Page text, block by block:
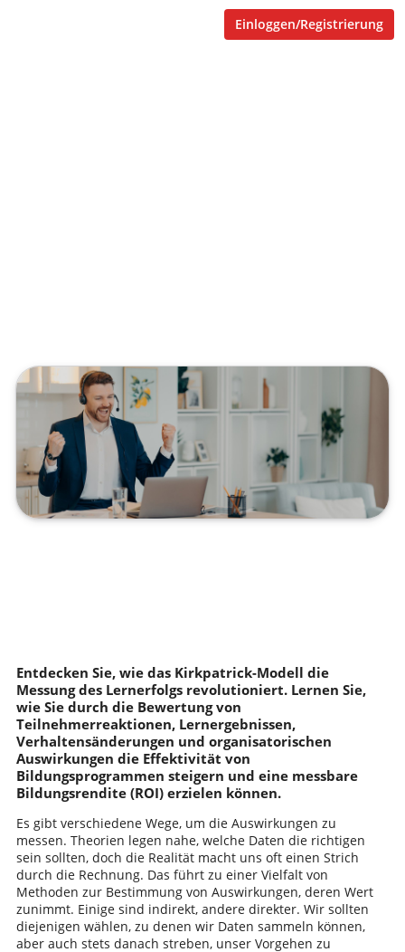
Einloggen/Registrierung
Entdecken Sie, wie das Kirkpatrick-Modell die
Messung des Lernerfolgs revolutioniert. Lernen Sie,
wie Sie durch die Bewertung von
Teilnehmerreaktionen, Lernergebnissen,
Verhaltensänderungen und organisatorischen
Auswirkungen die Effektivität von
Bildungsprogrammen steigern und eine messbare
Bildungsrendite (ROI) erzielen können.
Es gibt verschiedene Wege, um die Auswirkungen zu
messen. Theorien legen nahe, welche Daten die richtigen
sein sollten, doch die Realität macht uns oft einen Strich
durch die Rechnung. Das führt zu einer Vielfalt von
Methoden zur Bestimmung von Auswirkungen, deren Wert
zunimmt. Einige sind indirekt, andere direkter. Wir sollten
diejenigen wählen, zu denen wir Daten sammeln können,
aber auch stets danach streben, unser Vorgehen zu